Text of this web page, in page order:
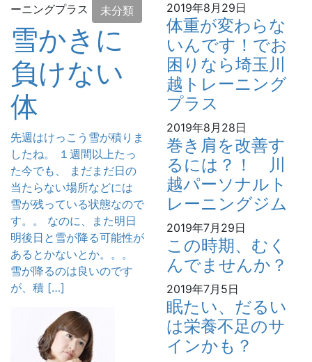
ーニングプラス
未分類
雪かきに
負けない
体
先週はけっこう雪が積りま
したね。 １週間以上たっ
た今でも、 まだまだ日の
当たらない場所などには
雪が残っている状態なので
す。。 なのに、また明日
明後日と雪が降る可能性が
あるとかないとか。。。
雪が降るのは良いのです
が、積 […]
2019年8月29日
体重が変わらな
いんです！でお
困りなら埼玉川
越トレーニング
プラス
2019年8月28日
巻き肩を改善す
るには？！ 川
越パーソナルト
レーニングジム
2019年7月29日
この時期、むく
んでませんか？
2019年7月5日
眠たい、だるい
は栄養不足のサ
インかも？